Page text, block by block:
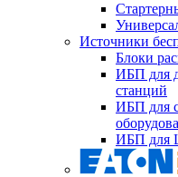
Источники
Блоки
ИБП для
станций
ИБП для
ИБП для